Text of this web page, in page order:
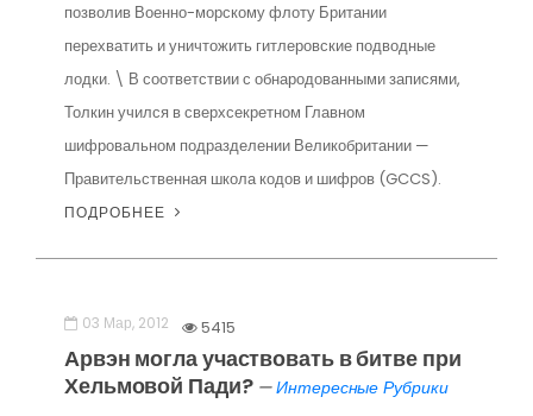
позволив Военно-морскому флоту Британии
перехватить и уничтожить гитлеровские подводные
лодки. \ В соответствии с обнародованными записями,
Толкин учился в сверхсекретном Главном
шифровальном подразделении Великобритании —
Правительственная школа кодов и шифров (GCCS).
ПОДРОБНЕЕ
03 Мар, 2012 5415
Арвэн могла участвовать в битве при
Хельмовой Пади? —Интересные Рубрики